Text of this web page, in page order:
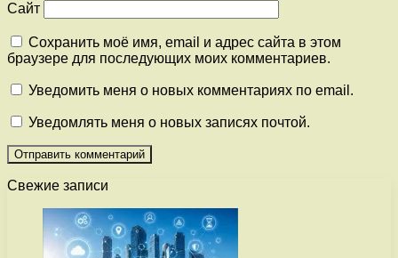
Сайт
Сохранить моё имя, email и адрес сайта в этом
браузере для последующих моих комментариев.
Уведомить меня о новых комментариях по email.
Уведомлять меня о новых записях почтой.
Свежие записи